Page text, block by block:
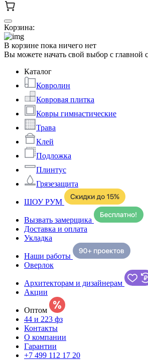
Корзина:
В корзине пока ничего нет
Вы можете начать свой выбор с главной
Каталог
Ковролин
Ковровая плитка
Ковры гимнастические
Трава
Клей
Подложка
Плинтус
Грязезащита
ШОУ РУМ
Вызвать замерщика
Доставка и оплата
Укладка
Наши работы
Оверлок
Архитекторам и дизайнерам
Акции
Оптом
44 и 223 фз
Контакты
О компании
Гарантии
+7 499 112 17 20